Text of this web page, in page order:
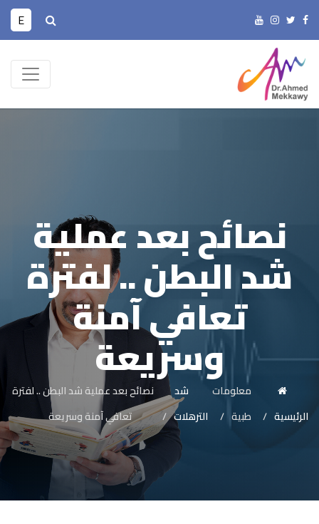
E
نصائح بعد عملية
شد البطن .. لفترة
تعافي آمنة
وسريعة
الرئيسية
معلومات
طبية
شد
الترهلات
نصائح بعد عملية شد البطن .. لفترة
تعافي آمنة وسريعة